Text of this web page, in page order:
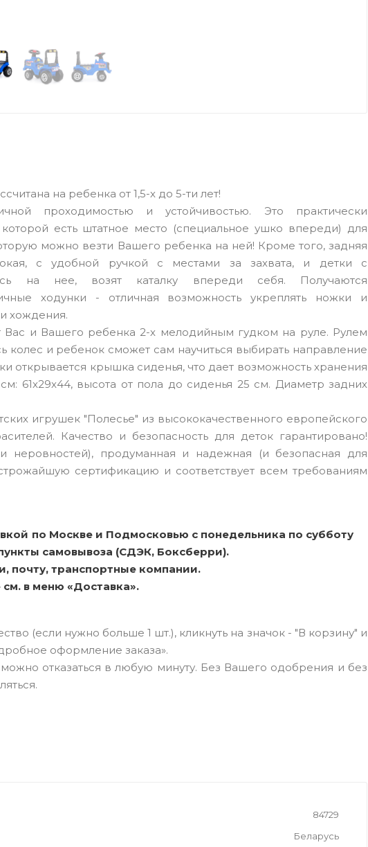
на ребенка от 1,5-х до 5-ти лет!
проходимостью и устойчивостью. Это практически
которой есть штатное место (специальное ушко впереди) для
можно везти Вашего ребенка на ней! Кроме того, задняя
с удобной ручкой с местами за захвата, и детки с
на нее, возят каталку впереди себя. Получаются
ходунки - отличная возможность укреплять ножки и
хождения.
Вас и Вашего ребенка 2-х мелодийным гудком на руле. Рулем
колес и ребенок сможет сам научиться выбирать направление
открывается крышка сиденья, что дает возможность хранения
61x29x44, высота от пола до сиденья 25 см. Диаметр задних
игрушек "Полесье" из высококачественного европейского
Качество и безопасность для деток гарантировано!
неровностей), продуманная и надежная (и безопасная для
сертификацию и соответствует всем требованиям
по Москве и Подмосковью с понедельника по субботу
самовывоза (СДЭК, Боксберри).
почту, транспортные компании.
в меню «Доставка».
(если нужно больше 1 шт.), кликнуть на значок - "В корзину" и
оформление заказа».
отказаться в любую минуту. Без Вашего одобрения и без
84729
Беларусь